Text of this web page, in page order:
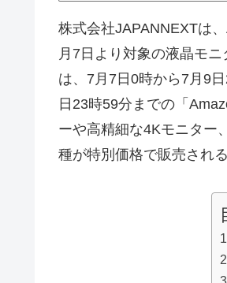
株式会社JAPANNEXTは
月7日より対象の液晶モ
は、7月7日0時から7月9
日23時59分までの「
ーや高精細な4Kモニター
種が特別価格で販売される